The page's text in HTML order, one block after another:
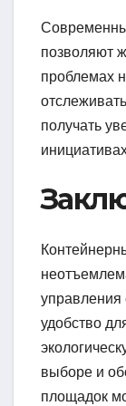
позволяют
проблемах
получать
управления
удобство
выборе и
площадок